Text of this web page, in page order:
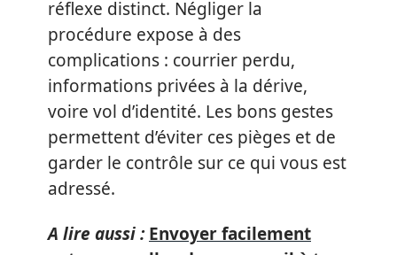
réflexe distinct. Négliger la
procédure expose à des
complications : courrier perdu,
informations privées à la dérive,
voire vol d’identité. Les bons gestes
permettent d’éviter ces pièges et de
garder le contrôle sur ce qui vous est
adressé.
A lire aussi : Envoyer facilement